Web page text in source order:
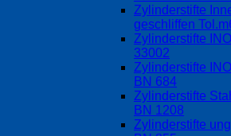
Zylinderstifte
geschliffen
Zylinderstifte
33002
Zylinderstifte
BN 684
Zylinderstifte
BN 1208
Zylinderstifte